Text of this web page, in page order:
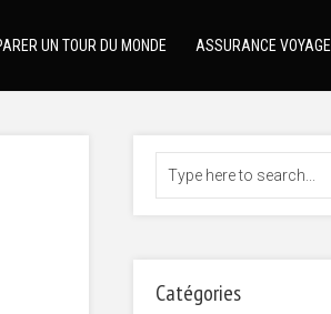
UN TOUR DU MONDE ASSURANCE VOYAGE
Catégories